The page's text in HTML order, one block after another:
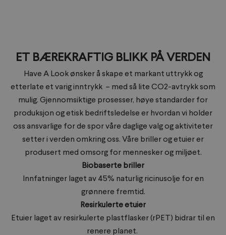
ET BÆREKRAFTIG BLIKK PÅ VERDEN
Have A Look ønsker å skape et markant uttrykk og
etterlate et varig inntrykk – med så lite CO2-avtrykk som
mulig. Gjennomsiktige prosesser, høye standarder for
produksjon og etisk bedriftsledelse er hvordan vi holder
oss ansvarlige for de spor våre daglige valg og aktiviteter
setter i verden omkring oss. Våre briller og etuier er
produsert med omsorg for mennesker og miljøet.
Biobaserte briller
Innfatninger laget av 45% naturlig ricinusolje for en
grønnere fremtid.
Resirkulerte etuier
Etuier laget av resirkulerte plastflasker (rPET) bidrar til en
renere planet.